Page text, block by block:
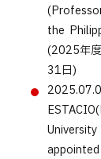
the
(2025年
31日)